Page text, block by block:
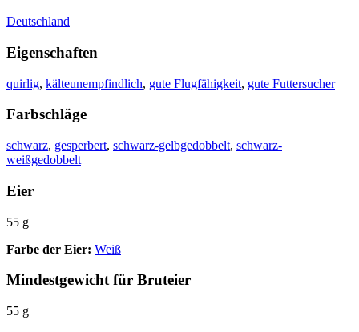
Deutschland
Eigenschaften
quirlig, kälteunempfindlich, gute Flugfähigkeit, gute Futtersucher
Farbschläge
schwarz, gesperbert, schwarz-gelbgedobbelt, schwarz-
weißgedobbelt
Eier
55 g
Farbe der Eier: Weiß
Mindestgewicht für Bruteier
55 g